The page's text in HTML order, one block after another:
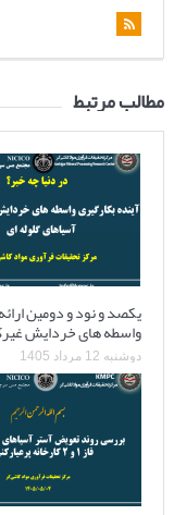
مطالب مرتبط
یکصد و نود و دومین
واسطه های خردایش
دوشنبه 12 مرداد 1405